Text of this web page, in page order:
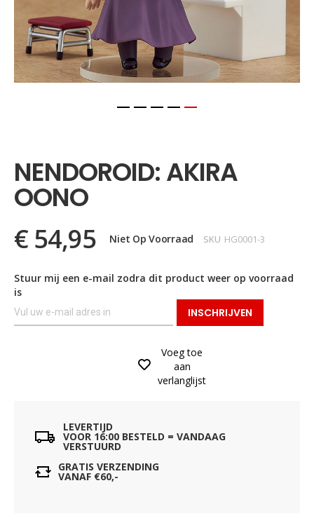
begin
van
de
afbeeldingen-
NENDOROID: AKIRA
OONO
€ 54,95 Niet Op Voorraad SKU HG0001-3
Stuur mij een e-mail zodra dit product weer op voorraad
is
INSCHRIJVEN
Voeg toe
aan
verlanglijst
LEVERTIJD
VOOR 16:00 BESTELD = VANDAAG
VERSTUURD
GRATIS VERZENDING
VANAF €60,-